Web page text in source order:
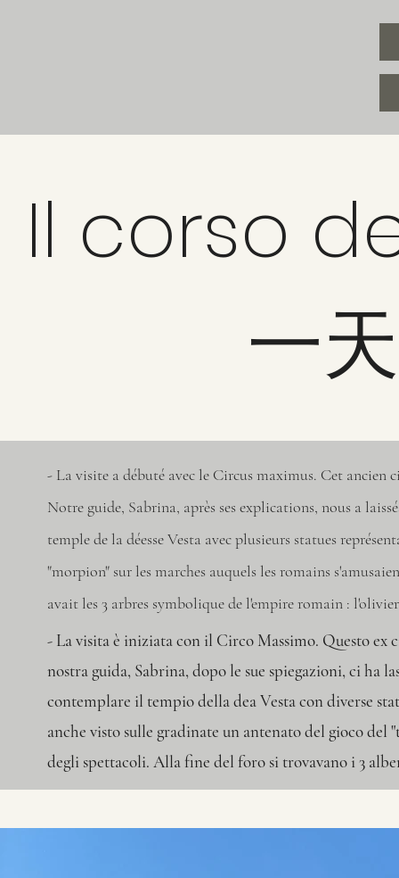
Il corso
一
- La visite a débuté avec le Circus maximus. Cet ancien
Notre guide, Sabrina, après ses explications, nous a
temple de la déesse Vesta avec plusieurs statues
"morpion" sur les marches auquels les romains
avait les 3 arbres symbolique de l'empire romain :
- La visita è iniziata con il Circo Massimo. Questo
nostra guida, Sabrina, dopo le sue spiegazioni, ci
contemplare il tempio della dea Vesta con diverse
anche visto sulle gradinate un antenato del gioco
degli spettacoli. Alla fine del foro si trovavano i 3